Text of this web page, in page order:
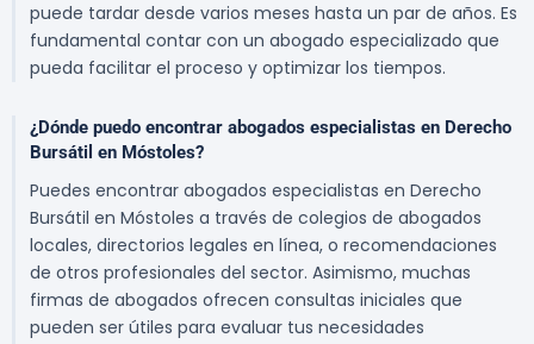
puede tardar desde varios meses hasta un par de años. Es
fundamental contar con un abogado especializado que
pueda facilitar el proceso y optimizar los tiempos.
¿Dónde puedo encontrar abogados especialistas en Derecho
Bursátil en Móstoles?
Puedes encontrar abogados especialistas en Derecho
Bursátil en Móstoles a través de colegios de abogados
locales, directorios legales en línea, o recomendaciones
de otros profesionales del sector. Asimismo, muchas
firmas de abogados ofrecen consultas iniciales que
pueden ser útiles para evaluar tus necesidades